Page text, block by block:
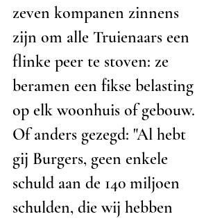
zeven kompanen zinnens
zijn om alle Truienaars een
flinke peer te stoven: ze
beramen een fikse belasting
op elk woonhuis of gebouw.
Of anders gezegd: "Al hebt
gij Burgers, geen enkele
schuld aan de 140 miljoen
schulden, die wij hebben